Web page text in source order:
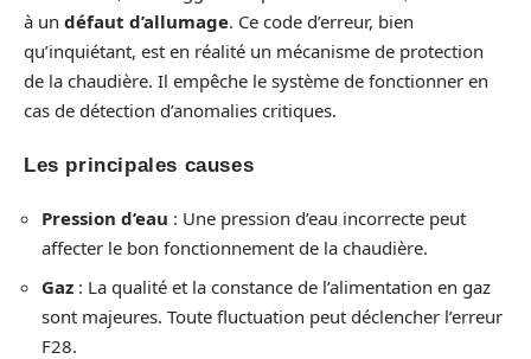
à un défaut d’allumage. Ce code d’erreur, bien
qu’inquiétant, est en réalité un mécanisme de protection
de la chaudière. Il empêche le système de fonctionner en
cas de détection d’anomalies critiques.
Les principales causes
Pression d’eau : Une pression d’eau incorrecte peut
affecter le bon fonctionnement de la chaudière.
Gaz : La qualité et la constance de l’alimentation en gaz
sont majeures. Toute fluctuation peut déclencher l’erreur
F28.